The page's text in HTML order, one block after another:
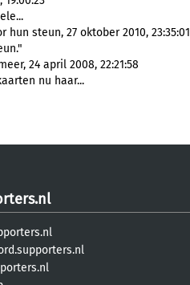
steun, 27 oktober 2010, 23:35:01
24 april 2008, 22:21:58
nu haar...